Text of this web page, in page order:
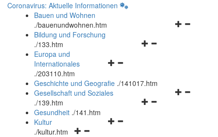
Coronavirus: Aktuelle Informationen
Bauen und Wohnen
./bauenundwohnen.htm
Navigationsmenü
Bildung und Forschung
./133.htm
Navigationsmenü
und
schließen
Europa und
Internationales
./203110.htm
Geschichte und Geografie ./141017.htm
Navigationsmenü
Gesellschaft und Soziales
./139.htm
Navigationsmenü
Gesundheit ./141.htm
Navigationsmenü
Kultur
./kultur.htm